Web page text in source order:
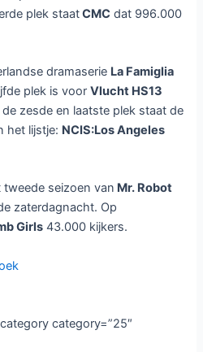
plek staatCMC dat 996.000
dramaserie La Famiglia
plek is voorVlucht HS13
zesde en laatste plek staat de
het lijstje: NCIS:Los Angeles
seizoen van Mr. Robot
zaterdagnacht. Op
Girls 43.000 kijkers.
category=”25″